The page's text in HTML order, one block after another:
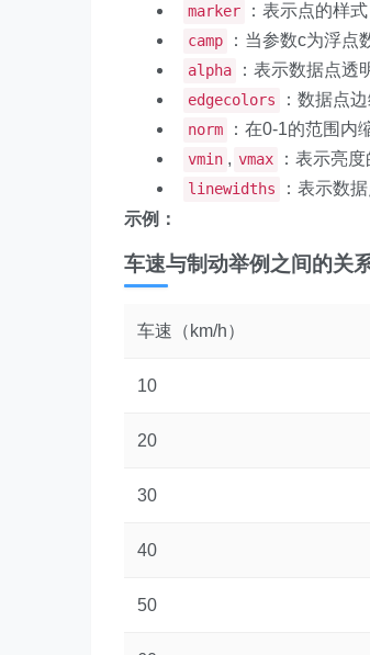
marker ：表示点的样
camp ：当参数c为浮点
alpha ：表示数据点透
edgecolors ：数据点
norm ：在0-1的范围内
vmin , vmax ：表示亮
linewidths
：表示数
示例：
车速与制动举例之间的关
车速（km/h）
10
20
30
40
50